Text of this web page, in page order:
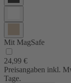
Mit MagSafe
24,99 €
Preisangaben inkl.
Tage.